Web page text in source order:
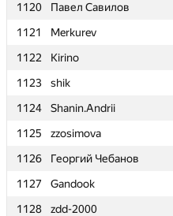
1120
Павел Савилов
1121
Merkurev
1122
Kirino
1123
shik
1124
Shanin.Andrii
1125
zzosimova
1126
Георгий Чебанов
1127
Gandook
1128
zdd-2000
1120
Павел Савилов
1121
Merkurev
1122
Kirino
1123
shik
1124
Shanin.Andrii
1125
zzosimova
1126
Георгий Чебанов
1127
Gandook
1128
zdd-2000